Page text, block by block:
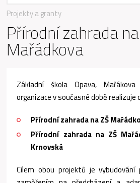
Projekty a granty
Přírodní zahrada
Mařádkova
Základní škola Opava,
organizace v současné době realizuje
Přírodní zahrada na ZŠ
Přírodní zahrada na ZŠ
Krnovská
Cílem obou projektů je vybudování